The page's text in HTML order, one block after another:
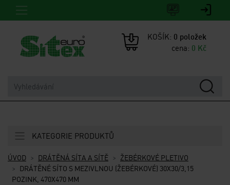
KOŠÍK: 0 položek
cena: 0 Kč
ÚVOD DRÁTĚNÁ SÍTA A SÍTĚ
ŽEBÉRKOVÉ PLETIVO
DRÁTĚNÉ SÍTO S MEZIVLNOU (ŽEBÉRKOVÉ) 30X30/3,15
POZINK, 470X470 MM
KATEGORIE PRODUKTŮ